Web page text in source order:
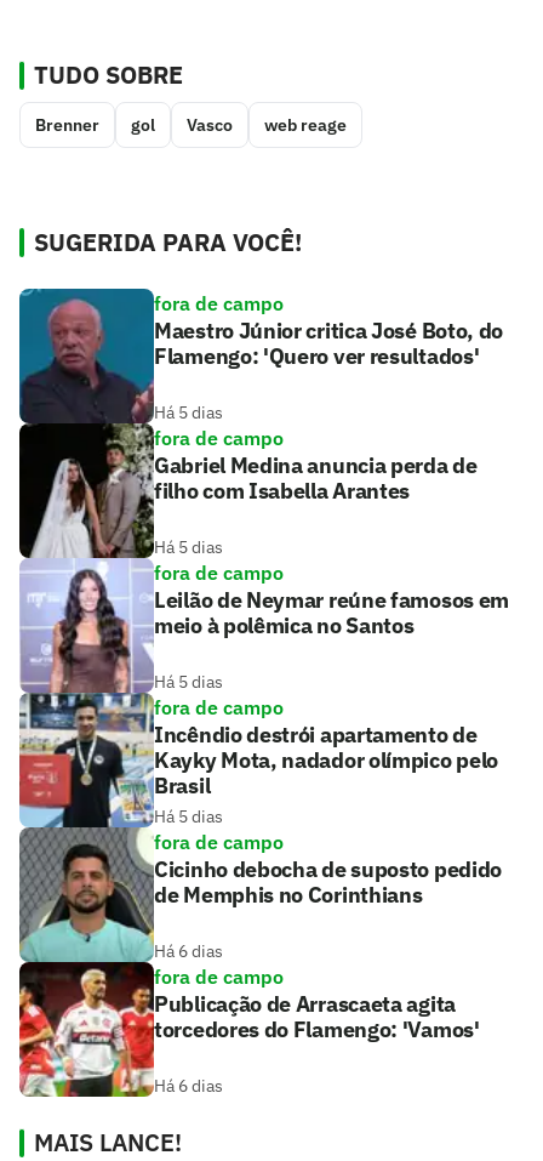
TUDO SOBRE
Brenner gol Vasco web reage
SUGERIDA PARA VOCÊ!
fora de campo
Maestro Júnior critica José Boto, do
Flamengo: 'Quero ver resultados'
Há 5 dias
fora de campo
Gabriel Medina anuncia perda de
filho com Isabella Arantes
Há 5 dias
fora de campo
Leilão de Neymar reúne famosos em
meio à polêmica no Santos
Há 5 dias
fora de campo
Incêndio destrói apartamento de
Kayky Mota, nadador olímpico pelo
Brasil
Há 5 dias
fora de campo
Cicinho debocha de suposto pedido
de Memphis no Corinthians
Há 6 dias
fora de campo
Publicação de Arrascaeta agita
torcedores do Flamengo: 'Vamos'
Há 6 dias
MAIS LANCE!